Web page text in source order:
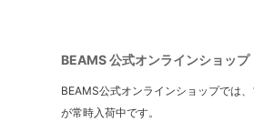
BEAMS 公式オンラインショッ
BEAMS公式オンラインショップでは
が常時入荷中です。